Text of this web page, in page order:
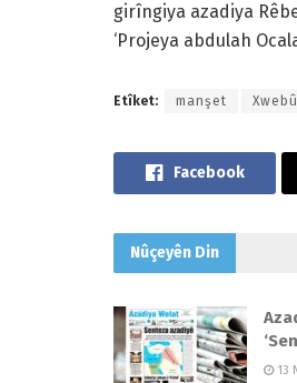
girîngiya azadiya
‘Projeya abdulah
Etîket: manşet
Nûçeyên Din
13